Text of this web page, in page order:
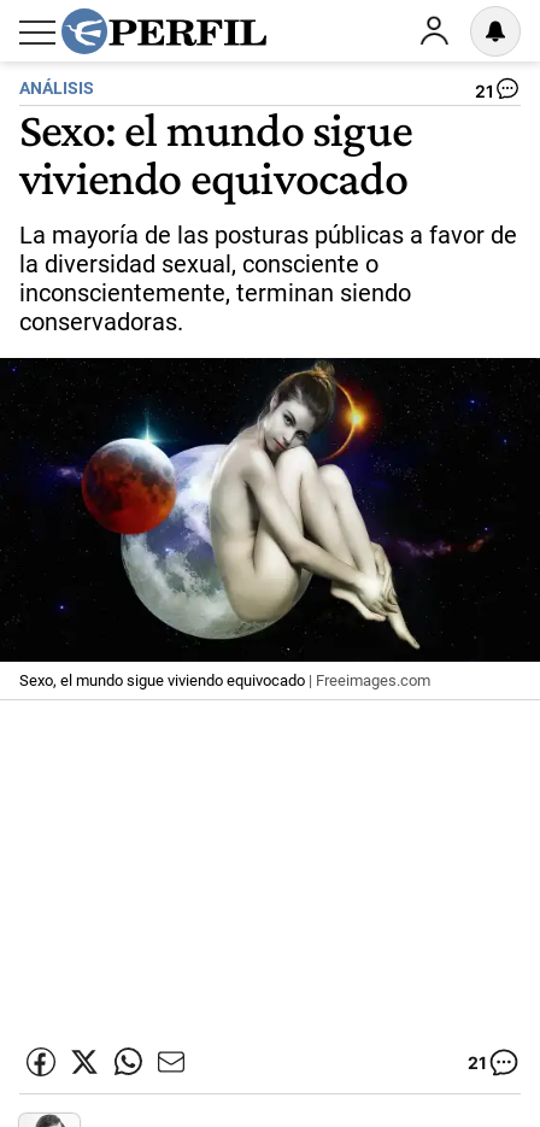
ANÁLISIS 21
Sexo: el mundo sigue
viviendo equivocado
La mayoría de las posturas públicas a favor de
la diversidad sexual, consciente o
inconscientemente, terminan siendo
conservadoras.
Sexo, el mundo sigue viviendo equivocado | Freeimages.com
21